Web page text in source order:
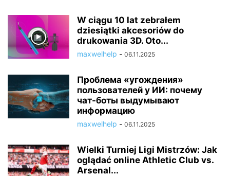
W ciągu 10 lat zebrałem
dziesiątki akcesoriów do
drukowania 3D. Oto...
maxwelhelp - 06.11.2025
Проблема «угождения»
пользователей у ИИ: почему
чат-боты выдумывают
информацию
maxwelhelp - 06.11.2025
Wielki Turniej Ligi Mistrzów: Jak
oglądać online Athletic Club vs.
Arsenal...